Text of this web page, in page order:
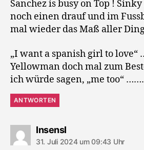
Sanchez is busy on Top !
noch einen drauf und im
mal wieder das Maß aller
„I want a spanish girl to love“
Yellowman doch mal zum
ich würde sagen, „me too“
ANTWORTEN
InsensIsagt:
31. Juli 2024 um 09:43 Uhr